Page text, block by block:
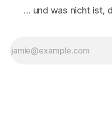
… und was nicht ist,